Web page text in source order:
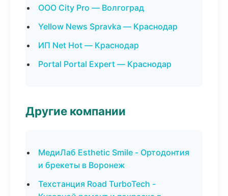
ООО City Pro — Волгоград
Yellow News Spravka — Краснодар
ИП Net Hot — Краснодар
Portal Portal Expert — Краснодар
Другие компании
МедиЛаб Esthetic Smile - Ортодонтия
и брекеты в Воронеж
Техстанция Road TurboTech -